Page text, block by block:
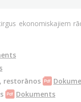
ekonomiskajiem
restorānos
Dokuments